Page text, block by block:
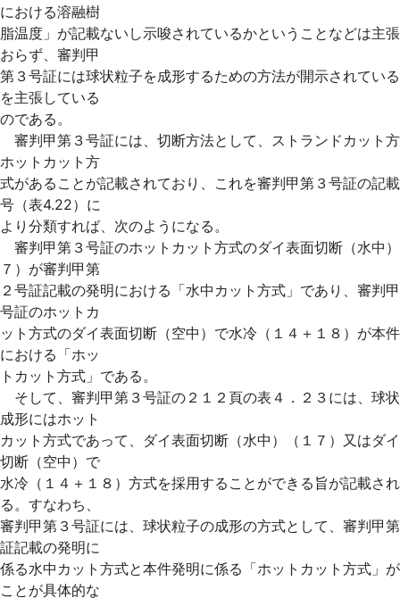
における溶融樹
脂温度」が記載ないし示唆されているかということなどは主
おらず、審判甲
第３号証には球状粒子を成形するための方法が開示されてい
を主張している
のである。
審判甲第３号証には、切断方法として、ストランドカット
ホットカット方
式があることが記載されており、これを審判甲第３号証の記
号（表4.22）に
より分類すれば、次のようになる。
審判甲第３号証のホットカット方式のダイ表面切断（水中
７）が審判甲第
２号証記載の発明における「水中カット方式」であり、審判
号証のホットカ
ット方式のダイ表面切断（空中）で水冷（１４＋１８）が本
における「ホッ
トカット方式」である。
そして、審判甲第３号証の２１２頁の表４．２３には、球
成形にはホット
カット方式であって、ダイ表面切断（水中）（１７）又はダ
切断（空中）で
水冷（１４＋１８）方式を採用することができる旨が記載さ
る。すなわち、
審判甲第３号証には、球状粒子の成形の方式として、審判甲
証記載の発明に
係る水中カット方式と本件発明に係る「ホットカット方式」
ことが具体的な